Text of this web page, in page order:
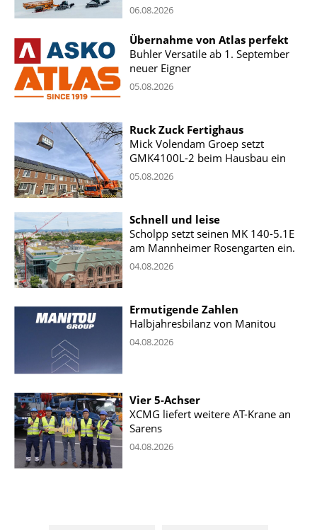
06.08.2026
Übernahme von Atlas perfekt
Buhler Versatile ab 1. September
neuer Eigner
05.08.2026
Ruck Zuck Fertighaus
Mick Volendam Groep setzt
GMK4100L-2 beim Hausbau ein
05.08.2026
Schnell und leise
Scholpp setzt seinen MK 140-5.1E
am Mannheimer Rosengarten ein.
04.08.2026
Ermutigende Zahlen
Halbjahresbilanz von Manitou
04.08.2026
Vier 5-Achser
XCMG liefert weitere AT-Krane an
Sarens
04.08.2026